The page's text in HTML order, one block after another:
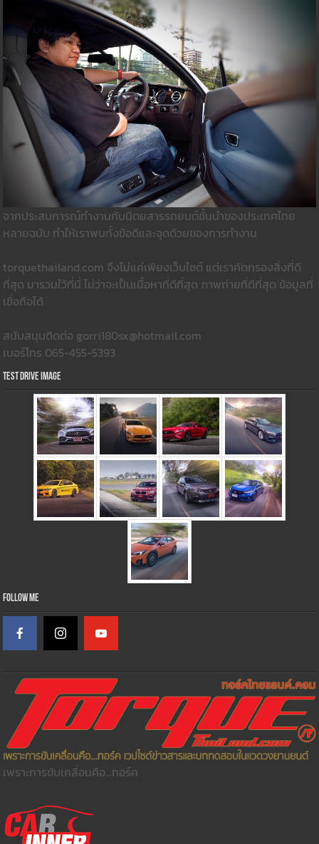
จากประสบการณ์ทำงานกับนิตยสารรถยนต์ชั้นนำของประเทศไทย
หลายฉบับ ทำให้เราพบทั้งข้อดีและจุดด้วยของการทำงาน
torquethailand.com จึงไม่แค่เพียงเว็บไซต์ แต่เราคัดกรองสิ่งที่ดี
ที่สุด มารวมใว้ที่นี่ ไม่ว่าจะเป็นเนื้อหาที่ดีที่สุด ภาพถ่ายที่ดีที่สุด ข้อมูลที่
เชื่อถือได้
สนับสนุนติดต่อ gorri180sx@hotmail.com
เบอร์โทร 065-455-5393
Test Drive Image
Follow Me
เพราะการขับเคลื่อนคือ...ทอร์ค